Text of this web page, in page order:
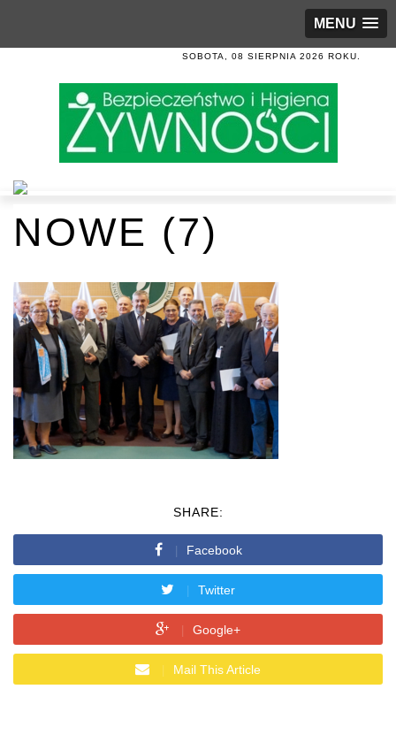
MENU
SOBOTA, 08 SIERPNIA 2026 ROKU.
NOWE (7)
SHARE:
Facebook
Twitter
Google+
Mail This Article